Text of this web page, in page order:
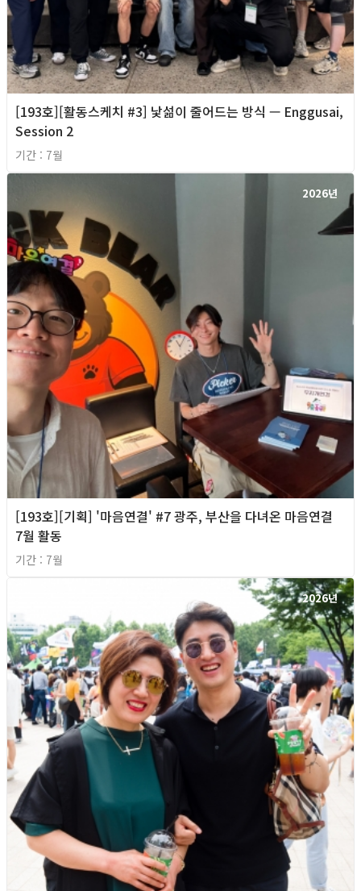
[193호][활동스케치 #3] 낯섦이 줄어드는 방식 — Enggusai,
Session 2
기간 : 7월
2026년
[193호][기획] '마음연결' #7 광주, 부산을 다녀온 마음연결
7월 활동
기간 : 7월
2026년